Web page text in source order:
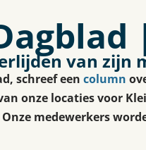
van zijn
schreef een column
onze locaties voor
medewerkers